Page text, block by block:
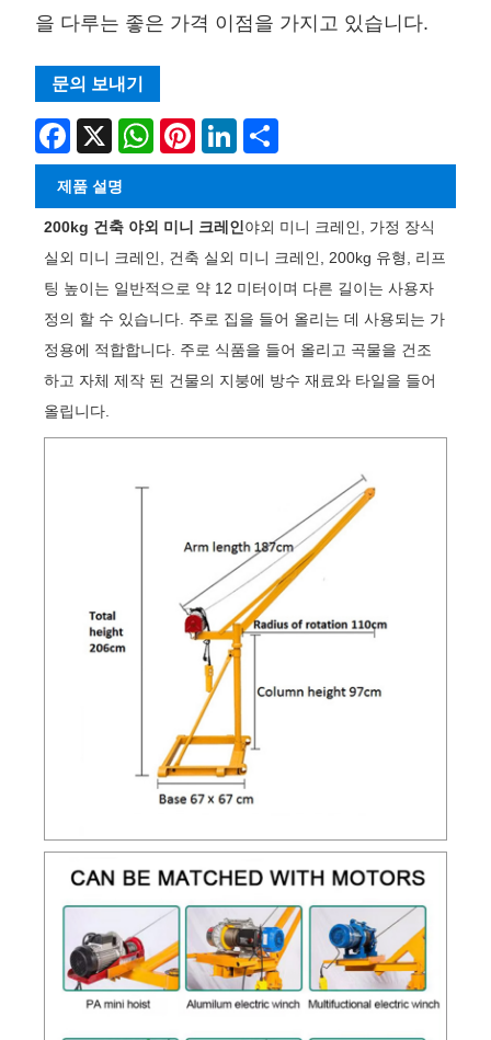
을 다루는 좋은 가격 이점을 가지고 있습니다.
문의 보내기
Facebook
X WhatsAppPinterestLinkedIn
제품 설명
200kg 건축 야외 미니 크레인야외 미니 크레인, 가정 장식
실외 미니 크레인, 건축 실외 미니 크레인, 200kg 유형, 리프
팅 높이는 일반적으로 약 12 ​​미터이며 다른 길이는 사용자
정의 할 수 있습니다. 주로 집을 들어 올리는 데 사용되는 가
정용에 적합합니다. 주로 식품을 들어 올리고 곡물을 건조
하고 자체 제작 된 건물의 지붕에 방수 재료와 타일을 들어
올립니다.